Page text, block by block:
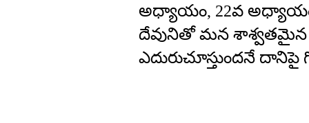
అధ్యాయం, 22వ
దేవునితో మన శాశ్వతమైన
ఎదురుచూస్తుందనే దానిపై